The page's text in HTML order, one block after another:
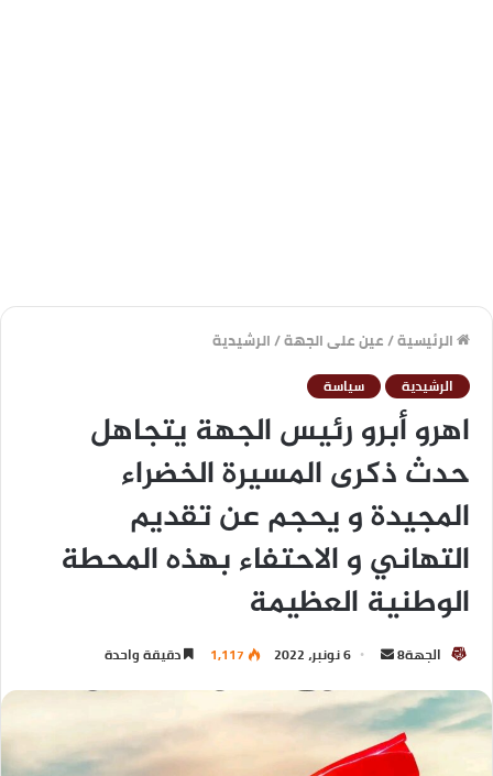
الرئيسية/عين على الجهة/الرشيدية
الرشيدية سياسة
اهرو أبرو رئيس الجهة يتجاهل
حدث ذكرى المسيرة الخضراء
المجيدة و يحجم عن تقديم
التهاني و الاحتفاء بهذه المحطة
الوطنية العظيمة
الجهة8 6 نونبر، 2022 1,117 دقيقة واحدة